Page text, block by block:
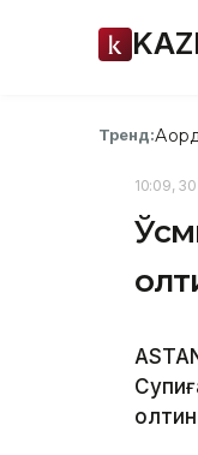
Тренд:
10:09,